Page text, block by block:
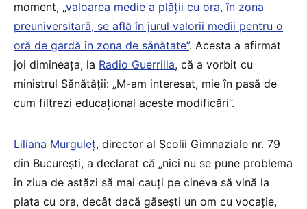
moment, „valoarea medie a plății cu ora, în zona
preuniversitară, se află în jurul valorii medii pentru o
oră de gardă în zona de sănătate”. Acesta a afirmat
joi dimineața, la Radio Guerrilla, că a vorbit cu
ministrul Sănătății: „M-am interesat, mie în pasă de
cum filtrezi educațional aceste modificări”.
Liliana Murguleț, director al Școlii Gimnaziale nr. 79
din București, a declarat că „nici nu se pune problema
în ziua de astăzi să mai cauți pe cineva să vină la
plata cu ora, decât dacă găsești un om cu vocație,